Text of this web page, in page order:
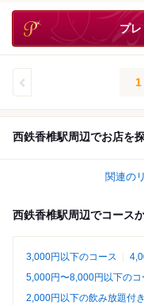
プレ
1
西鉄香椎駅周辺でお店を
関連の
西鉄香椎駅周辺でコース
3,000円以下のコース
5,000円〜8,000円以下のコ
2,000円以下の飲み放題付